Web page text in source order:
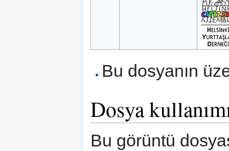
Bu dosyanın
Dosya
Bu görüntü